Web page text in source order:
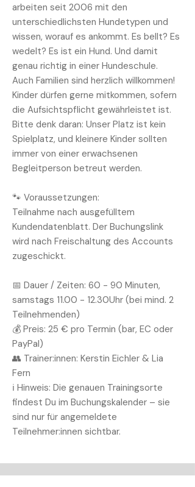
arbeiten seit 2006 mit den
unterschiedlichsten Hundetypen und
wissen, worauf es ankommt. Es bellt? Es
wedelt? Es ist ein Hund. Und damit
genau richtig in einer Hundeschule.
Auch Familien sind herzlich willkommen!
Kinder dürfen gerne mitkommen, sofern
die Aufsichtspflicht gewährleistet ist.
Bitte denk daran: Unser Platz ist kein
Spielplatz, und kleinere Kinder sollten
immer von einer erwachsenen
Begleitperson betreut werden.
🐾 Voraussetzungen:
Teilnahme nach ausgefülltem
Kundendatenblatt. Der Buchungslink
wird nach Freischaltung des Accounts
zugeschickt.
📅 Dauer / Zeiten: 60 - 90 Minuten,
samstags 11.00 - 12.30Uhr (bei mind. 2
Teilnehmenden)
💰 Preis: 25 € pro Termin (bar, EC oder
PayPal)
👥 Trainer:innen: Kerstin Eichler & Lia
Fern
ℹ️ Hinweis: Die genauen Trainingsorte
findest Du im Buchungskalender – sie
sind nur für angemeldete
Teilnehmer:innen sichtbar.